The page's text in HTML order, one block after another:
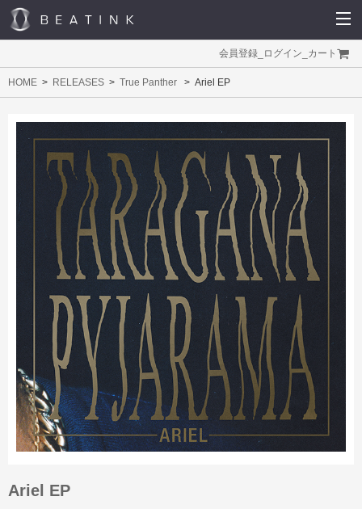
会員登録 ログイン カート
HOME RELEASES True Panther Ariel EP
Ariel EP